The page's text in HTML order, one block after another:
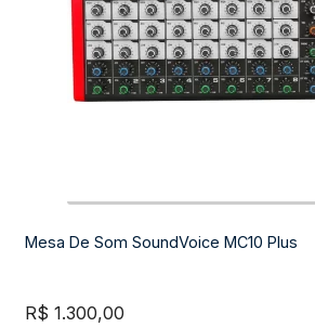
Mesa De Som SoundVoice MC10 Plus
R$ 1.300,00